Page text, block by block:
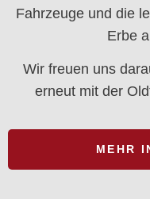
Fahrzeuge und die
Erbe
Wir freuen uns
erneut mit der
MEHR